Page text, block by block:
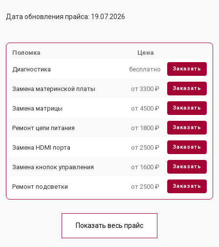
Дата обновления прайса: 19.07.2026
Поломка Цена
Диагностика бесплатно Заказать
Замена материнской платы от 3300 ₽ Заказать
Замена матрицы от 4500 ₽ Заказать
Ремонт цепи питания от 1800 ₽ Заказать
Замена HDMI порта от 2500 ₽ Заказать
Замена кнопок управления от 1600 ₽ Заказать
Ремонт подсветки от 2500 ₽ Заказать
Показать весь прайс